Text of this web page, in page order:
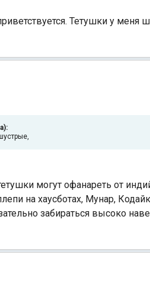
Тетушки у
могут офанареть от
на хаусботах, Мунар,
забираться высоко